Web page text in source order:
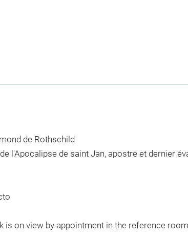
de Rothschild
l'Apocalipse de saint Jan, apostre et dernier
is on view by appointment in the reference